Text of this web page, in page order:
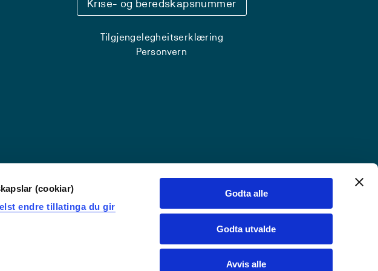
(cookiar)
endre tillatinga du gir
Godta alle
Godta utvalde
Avvis alle
Krise- og beredskapsnummer
Tilgjengelegheitserklæring
Personvern